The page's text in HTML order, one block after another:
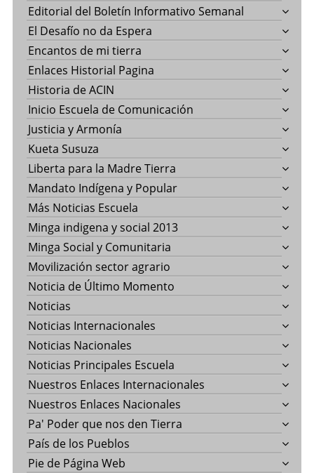
Editorial del Boletín Informativo Semanal
El Desafío no da Espera
Encantos de mi tierra
Enlaces Historial Pagina
Historia de ACIN
Inicio Escuela de Comunicación
Justicia y Armonía
Kueta Susuza
Liberta para la Madre Tierra
Mandato Indígena y Popular
Más Noticias Escuela
Minga indigena y social 2013
Minga Social y Comunitaria
Movilización sector agrario
Noticia de Último Momento
Noticias
Noticias Internacionales
Noticias Nacionales
Noticias Principales Escuela
Nuestros Enlaces Internacionales
Nuestros Enlaces Nacionales
Pa' Poder que nos den Tierra
País de los Pueblos
Pie de Página Web